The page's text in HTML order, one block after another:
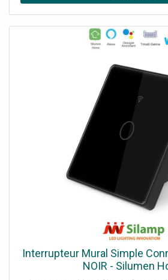
techniques de l’interrupteur tactile
Compatibilité applications : Silumen
Smart Life Commande vocale :
par interrupteur (max 300W pour
conso) Courant maximal : 10A
0,5W Tension / Fréquence : AC
Température de fonctionnement
Dimensions : 85,6 x 85,8 x 34,5
Encastrable, nécessite boîte murale
avec ou sans fil neutre : Deux
Méthode 1 : Fil neutre + fil de
neutre requise). Méthode 2 : Fil
(Connexion sans fil neutre –
de charge fourni) Pourquoi choisir
tactile Silumen Ce modèle vous
d’utilisation intuitive grâce à son
connexion WiFi fiable. Vous
éclairage localement ou à distance,
personnalisés (allumage et
des automatismes selon votre
Interrupteur Mural Simple
NOIR - Silumen